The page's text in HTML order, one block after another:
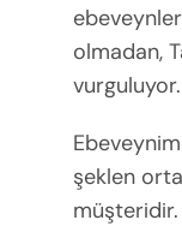
olmadan,
vurguluyor.
şeklen
müşteridir.